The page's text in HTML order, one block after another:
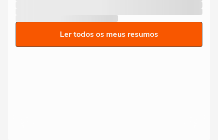
Ler todos os meus resumos